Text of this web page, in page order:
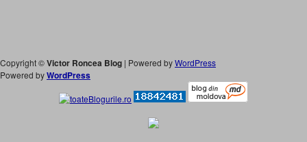
Copyright ©Victor Roncea Blog | Powered byWordPress
Powered byWordPress